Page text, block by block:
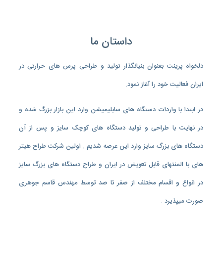
داستان ما
دلخواه پرینت بعنوان بنیانگذار تولید و طراحی پرس های حرارتی در
ایران فعالیت خود را آغاز نمود.
در ابتدا با واردات دستگاه های سابلیمیشن وارد این بازار بزرگ شده و
در نهایت با طراحی و تولید دستگاه های کوچک سایز و پس از آن
دستگاه های بزرگ سایز وارد این عرصه شدیم . اولین شرکت طراح هیتر
های با المنتهای قابل تعویض در ایران و طراح دستگاه های بزرگ سایز
در انواع و اقسام مختلف از صفر تا صد توسط مهندس قاسم جوهری
صورت میپذیرد .